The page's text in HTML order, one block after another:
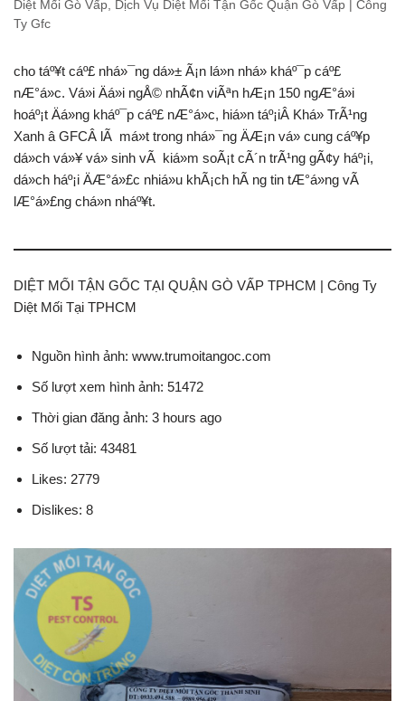
Diệt Mối Gò Vấp, Dịch Vụ Diệt Mối Tận Gốc Quận Gò Vấp | Công
Ty Gfc
cho táº¥t cáº£ nhá»¯ng dá»± Ã¡n lá»n nhá» kháº¯p cáº£
nÆ°á»c. Vá»i Äá»i ngÅ© nhÃ¢n viÃªn hÆ¡n 150 ngÆ°á»i
hoáº¡t Äá»ng kháº¯p cáº£ nÆ°á»c, hiá»n táº¡iÂ Khá»­ TrÃ¹ng
Xanh â GFCÂ lÃ má»t trong nhá»¯ng ÄÆ¡n vá» cung cáº¥p
dá»ch vá»¥ vá» sinh vÃ kiá»m soÃ¡t cÃ´n trÃ¹ng gÃ¢y háº¡i,
dá»ch háº¡i ÄÆ°á»£c nhiá»u khÃ¡ch hÃ ng tin tÆ°á»ng vÃ
lÆ°á»£ng chá»n nháº¥t.
DIỆT MỐI TẬN GỐC TẠI QUẬN GÒ VẤP TPHCM | Công Ty
Diệt Mối Tại TPHCM
Nguồn hình ảnh: www.trumoitangoc.com
Số lượt xem hình ảnh: 51472
Thời gian đăng ảnh: 3 hours ago
Số lượt tải: 43481
Likes: 2779
Dislikes: 8